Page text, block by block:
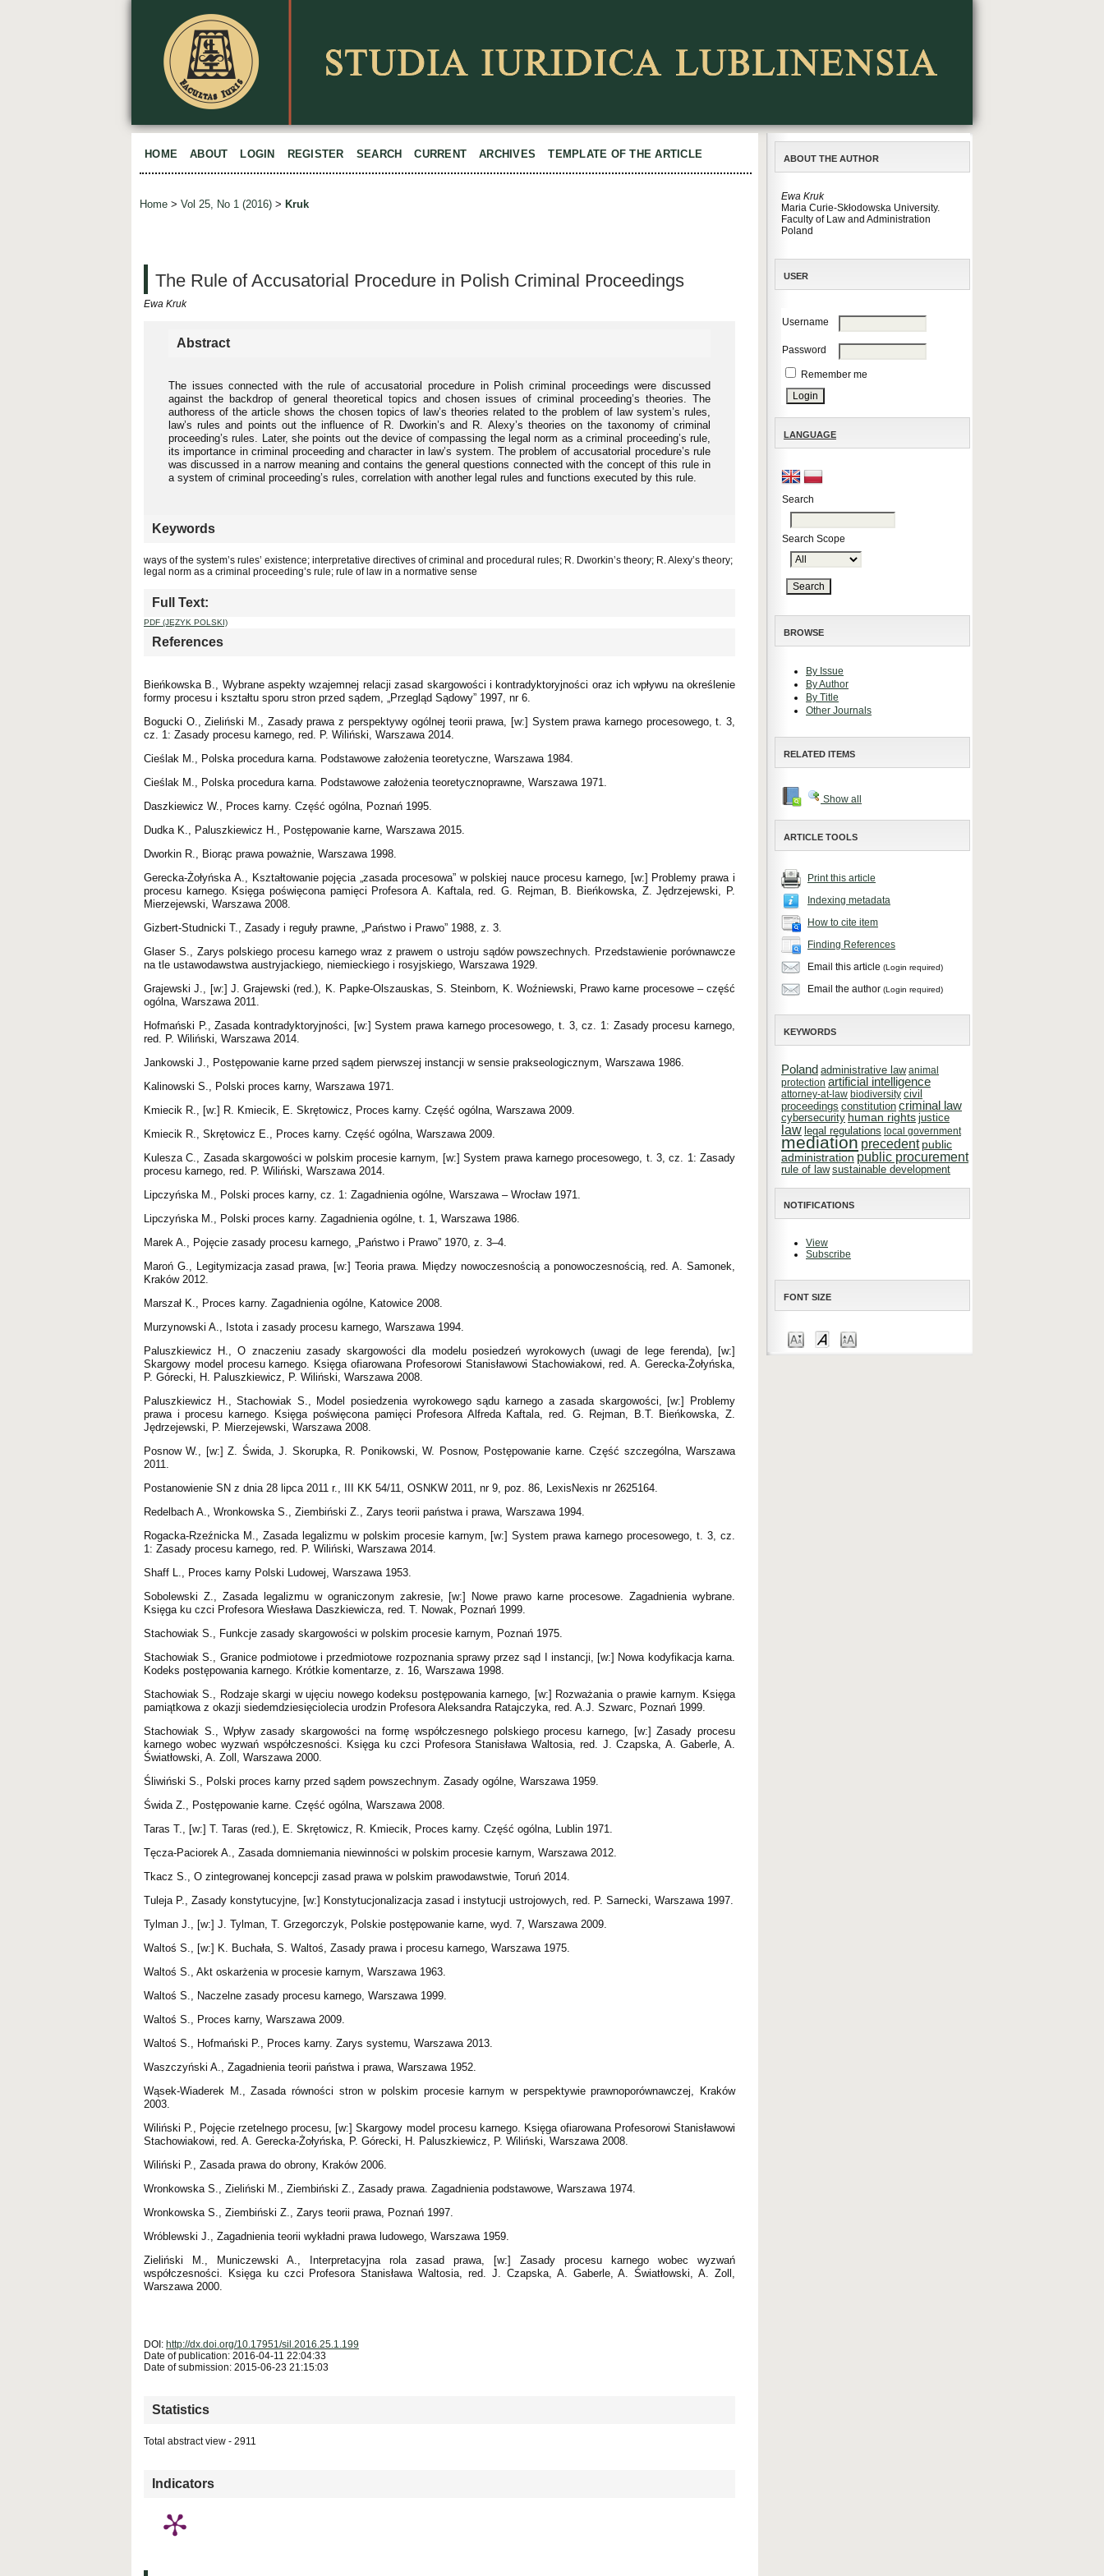
ABOUT THE AUTHOR
Ewa Kruk
Maria Curie-Skłodowska University.
Faculty of Law and Administration
Poland
USER
Username
Password
Remember me
LANGUAGE
Search
Search Scope
BROWSE
By Issue
By Author
By Title
Other Journals
RELATED ITEMS
Show all
ARTICLE TOOLS
Print this article
Indexing metadata
How to cite item
Finding References
Email this article (Login required)
Email the author (Login required)
KEYWORDS
Poland administrative law animal
protection artificial intelligence
attorney-at-law biodiversity civil
proceedings constitution criminal law
cybersecurity human rights justice
law legal regulations local government
mediation precedent public
administration public procurement
rule of law sustainable development
NOTIFICATIONS
View
Subscribe
FONT SIZE
HOME ABOUT LOGIN REGISTER SEARCH CURRENT ARCHIVES TEMPLATE OF THE ARTICLE
Home > Vol 25, No 1 (2016) > Kruk
The Rule of Accusatorial Procedure in Polish Criminal Proceedings
Ewa Kruk
Abstract
The issues connected with the rule of accusatorial procedure in Polish criminal proceedings were discussed
against the backdrop of general theoretical topics and chosen issues of criminal proceeding’s theories. The
authoress of the article shows the chosen topics of law’s theories related to the problem of law system’s rules,
law’s rules and points out the influence of R. Dworkin’s and R. Alexy’s theories on the taxonomy of criminal
proceeding’s rules. Later, she points out the device of compassing the legal norm as a criminal proceeding’s rule,
its importance in criminal proceeding and character in law’s system. The problem of accusatorial procedure’s rule
was discussed in a narrow meaning and contains the general questions connected with the concept of this rule in
a system of criminal proceeding’s rules, correlation with another legal rules and functions executed by this rule.
Keywords
ways of the system’s rules’ existence; interpretative directives of criminal and procedural rules; R. Dworkin’s theory; R. Alexy’s theory;
legal norm as a criminal proceeding’s rule; rule of law in a normative sense
Full Text:
PDF (JĘZYK POLSKI)
References
Bieńkowska B., Wybrane aspekty wzajemnej relacji zasad skargowości i kontradyktoryjności oraz ich wpływu na określenie
formy procesu i kształtu sporu stron przed sądem, „Przegląd Sądowy” 1997, nr 6.
Bogucki O., Zieliński M., Zasady prawa z perspektywy ogólnej teorii prawa, [w:] System prawa karnego procesowego, t. 3,
cz. 1: Zasady procesu karnego, red. P. Wiliński, Warszawa 2014.
Cieślak M., Polska procedura karna. Podstawowe założenia teoretyczne, Warszawa 1984.
Cieślak M., Polska procedura karna. Podstawowe założenia teoretycznoprawne, Warszawa 1971.
Daszkiewicz W., Proces karny. Część ogólna, Poznań 1995.
Dudka K., Paluszkiewicz H., Postępowanie karne, Warszawa 2015.
Dworkin R., Biorąc prawa poważnie, Warszawa 1998.
Gerecka-Żołyńska A., Kształtowanie pojęcia „zasada procesowa” w polskiej nauce procesu karnego, [w:] Problemy prawa i
procesu karnego. Księga poświęcona pamięci Profesora A. Kaftala, red. G. Rejman, B. Bieńkowska, Z. Jędrzejewski, P.
Mierzejewski, Warszawa 2008.
Gizbert-Studnicki T., Zasady i reguły prawne, „Państwo i Prawo” 1988, z. 3.
Glaser S., Zarys polskiego procesu karnego wraz z prawem o ustroju sądów powszechnych. Przedstawienie porównawcze
na tle ustawodawstwa austryjackiego, niemieckiego i rosyjskiego, Warszawa 1929.
Grajewski J., [w:] J. Grajewski (red.), K. Papke-Olszauskas, S. Steinborn, K. Woźniewski, Prawo karne procesowe – część
ogólna, Warszawa 2011.
Hofmański P., Zasada kontradyktoryjności, [w:] System prawa karnego procesowego, t. 3, cz. 1: Zasady procesu karnego,
red. P. Wiliński, Warszawa 2014.
Jankowski J., Postępowanie karne przed sądem pierwszej instancji w sensie prakseologicznym, Warszawa 1986.
Kalinowski S., Polski proces karny, Warszawa 1971.
Kmiecik R., [w:] R. Kmiecik, E. Skrętowicz, Proces karny. Część ogólna, Warszawa 2009.
Kmiecik R., Skrętowicz E., Proces karny. Część ogólna, Warszawa 2009.
Kulesza C., Zasada skargowości w polskim procesie karnym, [w:] System prawa karnego procesowego, t. 3, cz. 1: Zasady
procesu karnego, red. P. Wiliński, Warszawa 2014.
Lipczyńska M., Polski proces karny, cz. 1: Zagadnienia ogólne, Warszawa – Wrocław 1971.
Lipczyńska M., Polski proces karny. Zagadnienia ogólne, t. 1, Warszawa 1986.
Marek A., Pojęcie zasady procesu karnego, „Państwo i Prawo” 1970, z. 3–4.
Maroń G., Legitymizacja zasad prawa, [w:] Teoria prawa. Między nowoczesnością a ponowoczesnością, red. A. Samonek,
Kraków 2012.
Marszał K., Proces karny. Zagadnienia ogólne, Katowice 2008.
Murzynowski A., Istota i zasady procesu karnego, Warszawa 1994.
Paluszkiewicz H., O znaczeniu zasady skargowości dla modelu posiedzeń wyrokowych (uwagi de lege ferenda), [w:]
Skargowy model procesu karnego. Księga ofiarowana Profesorowi Stanisławowi Stachowiakowi, red. A. Gerecka-Żołyńska,
P. Górecki, H. Paluszkiewicz, P. Wiliński, Warszawa 2008.
Paluszkiewicz H., Stachowiak S., Model posiedzenia wyrokowego sądu karnego a zasada skargowości, [w:] Problemy
prawa i procesu karnego. Księga poświęcona pamięci Profesora Alfreda Kaftala, red. G. Rejman, B.T. Bieńkowska, Z.
Jędrzejewski, P. Mierzejewski, Warszawa 2008.
Posnow W., [w:] Z. Świda, J. Skorupka, R. Ponikowski, W. Posnow, Postępowanie karne. Część szczególna, Warszawa
2011.
Postanowienie SN z dnia 28 lipca 2011 r., III KK 54/11, OSNKW 2011, nr 9, poz. 86, LexisNexis nr 2625164.
Redelbach A., Wronkowska S., Ziembiński Z., Zarys teorii państwa i prawa, Warszawa 1994.
Rogacka-Rzeźnicka M., Zasada legalizmu w polskim procesie karnym, [w:] System prawa karnego procesowego, t. 3, cz.
1: Zasady procesu karnego, red. P. Wiliński, Warszawa 2014.
Shaff L., Proces karny Polski Ludowej, Warszawa 1953.
Sobolewski Z., Zasada legalizmu w ograniczonym zakresie, [w:] Nowe prawo karne procesowe. Zagadnienia wybrane.
Księga ku czci Profesora Wiesława Daszkiewicza, red. T. Nowak, Poznań 1999.
Stachowiak S., Funkcje zasady skargowości w polskim procesie karnym, Poznań 1975.
Stachowiak S., Granice podmiotowe i przedmiotowe rozpoznania sprawy przez sąd I instancji, [w:] Nowa kodyfikacja karna.
Kodeks postępowania karnego. Krótkie komentarze, z. 16, Warszawa 1998.
Stachowiak S., Rodzaje skargi w ujęciu nowego kodeksu postępowania karnego, [w:] Rozważania o prawie karnym. Księga
pamiątkowa z okazji siedemdziesięciolecia urodzin Profesora Aleksandra Ratajczyka, red. A.J. Szwarc, Poznań 1999.
Stachowiak S., Wpływ zasady skargowości na formę współczesnego polskiego procesu karnego, [w:] Zasady procesu
karnego wobec wyzwań współczesności. Księga ku czci Profesora Stanisława Waltosia, red. J. Czapska, A. Gaberle, A.
Światłowski, A. Zoll, Warszawa 2000.
Śliwiński S., Polski proces karny przed sądem powszechnym. Zasady ogólne, Warszawa 1959.
Świda Z., Postępowanie karne. Część ogólna, Warszawa 2008.
Taras T., [w:] T. Taras (red.), E. Skrętowicz, R. Kmiecik, Proces karny. Część ogólna, Lublin 1971.
Tęcza-Paciorek A., Zasada domniemania niewinności w polskim procesie karnym, Warszawa 2012.
Tkacz S., O zintegrowanej koncepcji zasad prawa w polskim prawodawstwie, Toruń 2014.
Tuleja P., Zasady konstytucyjne, [w:] Konstytucjonalizacja zasad i instytucji ustrojowych, red. P. Sarnecki, Warszawa 1997.
Tylman J., [w:] J. Tylman, T. Grzegorczyk, Polskie postępowanie karne, wyd. 7, Warszawa 2009.
Waltoś S., [w:] K. Buchała, S. Waltoś, Zasady prawa i procesu karnego, Warszawa 1975.
Waltoś S., Akt oskarżenia w procesie karnym, Warszawa 1963.
Waltoś S., Naczelne zasady procesu karnego, Warszawa 1999.
Waltoś S., Proces karny, Warszawa 2009.
Waltoś S., Hofmański P., Proces karny. Zarys systemu, Warszawa 2013.
Waszczyński A., Zagadnienia teorii państwa i prawa, Warszawa 1952.
Wąsek-Wiaderek M., Zasada równości stron w polskim procesie karnym w perspektywie prawnoporównawczej, Kraków
2003.
Wiliński P., Pojęcie rzetelnego procesu, [w:] Skargowy model procesu karnego. Księga ofiarowana Profesorowi Stanisławowi
Stachowiakowi, red. A. Gerecka-Żołyńska, P. Górecki, H. Paluszkiewicz, P. Wiliński, Warszawa 2008.
Wiliński P., Zasada prawa do obrony, Kraków 2006.
Wronkowska S., Zieliński M., Ziembiński Z., Zasady prawa. Zagadnienia podstawowe, Warszawa 1974.
Wronkowska S., Ziembiński Z., Zarys teorii prawa, Poznań 1997.
Wróblewski J., Zagadnienia teorii wykładni prawa ludowego, Warszawa 1959.
Zieliński M., Municzewski A., Interpretacyjna rola zasad prawa, [w:] Zasady procesu karnego wobec wyzwań
współczesności. Księga ku czci Profesora Stanisława Waltosia, red. J. Czapska, A. Gaberle, A. Światłowski, A. Zoll,
Warszawa 2000.
DOI: http://dx.doi.org/10.17951/sil.2016.25.1.199
Date of publication: 2016-04-11 22:04:33
Date of submission: 2015-06-23 21:15:03
Statistics
Total abstract view - 2911
Indicators